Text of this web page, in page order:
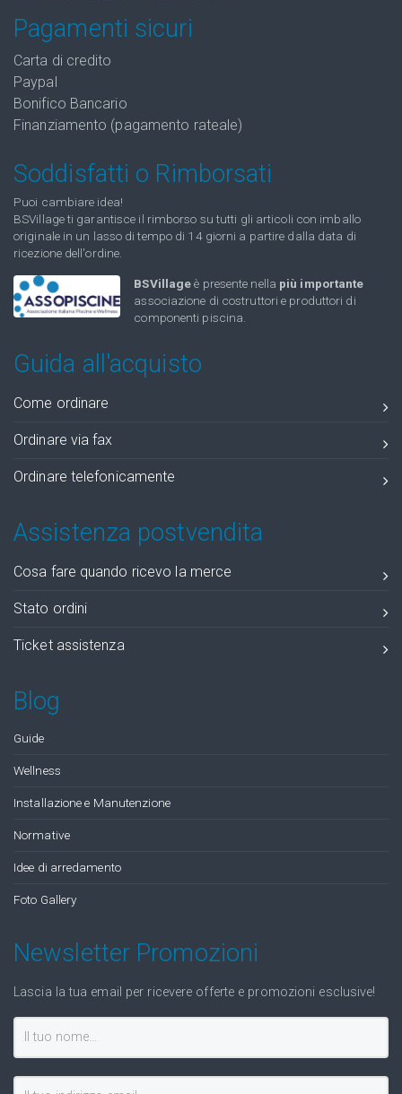
Pagamenti sicuri
Carta di credito
Paypal
Bonifico Bancario
Finanziamento (pagamento rateale)
Soddisfatti o Rimborsati
Puoi cambiare idea!
BSVillage ti garantisce il rimborso su tutti gli articoli con imballo
originale in un lasso di tempo di 14 giorni a partire dalla data di
ricezione dell'ordine.
BSVillageè presente nella più importante
associazione di costruttori e produttori di
componenti piscina.
Guida all'acquisto
Come ordinare
Ordinare via fax
Ordinare telefonicamente
Assistenza postvendita
Cosa fare quando ricevo la merce
Stato ordini
Ticket assistenza
Blog
Guide
Wellness
Installazione e Manutenzione
Normative
Idee di arredamento
Foto Gallery
Newsletter Promozioni
Lascia la tua email per ricevere offerte e promozioni esclusive!